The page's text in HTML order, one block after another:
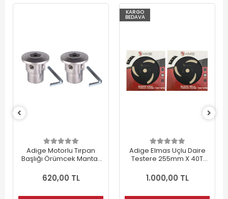
Adige Motorlu Tırpan
Başlığı Örümcek Mantar
620,00 TL
KARGO
BEDAVA
Adige Elmas Uçlu Daire
Testere 255mm X 40T
1.000,00 TL